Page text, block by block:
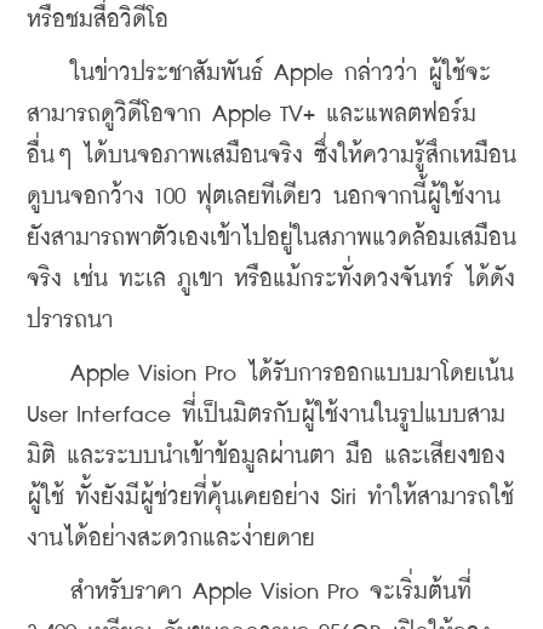
หรือชมสื่อวิดีโอ
ในข่าวประชาสัมพันธ์ Apple กล่าวว่า ผู้ใช้จะ
สามารถดูวิดีโอจาก Apple TV+ และแพลตฟอร์ม
อื่นๆ ได้บนจอภาพเสมือนจริง ซึ่งให้ความรู้สึกเหมือน
ดูบนจอกว้าง 100 ฟุตเลยทีเดียว นอกจากนี้ผู้ใช้งาน
ยังสามารถพาตัวเองเข้าไปอยู่ในสภาพแวดล้อมเสมือน
จริง เช่น ทะเล ภูเขา หรือแม้กระทั่งดวงจันทร์ ได้ดัง
ปรารถนา
Apple Vision Pro ได้รับการออกแบบมาโดยเน้น
User Interface ที่เป็นมิตรกับผู้ใช้งานในรูปแบบสาม
มิติ และระบบนำเข้าข้อมูลผ่านตา มือ และเสียงของ
ผู้ใช้ ทั้งยังมีผู้ช่วยที่คุ้นเคยอย่าง Siri ทำให้สามารถใช้
งานได้อย่างสะดวกและง่ายดาย
สำหรับราคา Apple Vision Pro จะเริ่มต้นที่